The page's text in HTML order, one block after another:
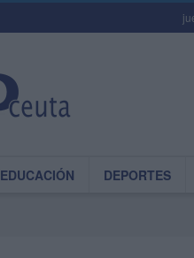
EDUCACIÓN DEPORTES